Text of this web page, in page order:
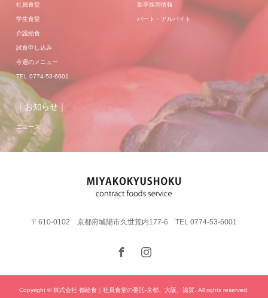
社員食堂
学生食堂
介護給食
試食申し込み
今週のメニュー
TEL 0774-53-6001
新卒採用情報
パート・アルバイト
｜お知らせ｜
ニュース
〒610-0102 京都府城陽市久世荒内177-6 TEL 0774-53-6001
Copyright © 株式会社 都給食｜社員食堂の委託-京都、大阪、滋賀. All rights reserved.